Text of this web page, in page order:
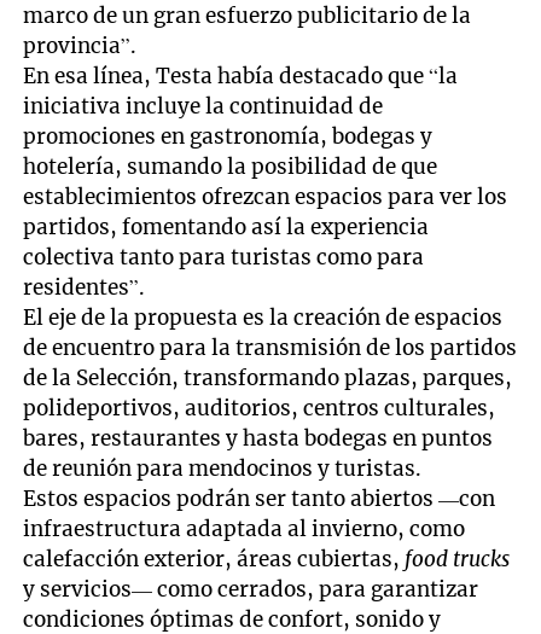
marco de un gran esfuerzo publicitario de la
provincia”.
En esa línea, Testa había destacado que “la
iniciativa incluye la continuidad de
promociones en gastronomía, bodegas y
hotelería, sumando la posibilidad de que
establecimientos ofrezcan espacios para ver los
partidos, fomentando así la experiencia
colectiva tanto para turistas como para
residentes”.
El eje de la propuesta es la creación de espacios
de encuentro para la transmisión de los partidos
de la Selección, transformando plazas, parques,
polideportivos, auditorios, centros culturales,
bares, restaurantes y hasta bodegas en puntos
de reunión para mendocinos y turistas.
Estos espacios podrán ser tanto abiertos —con
infraestructura adaptada al invierno, como
calefacción exterior, áreas cubiertas, food trucks
y servicios— como cerrados, para garantizar
condiciones óptimas de confort, sonido y